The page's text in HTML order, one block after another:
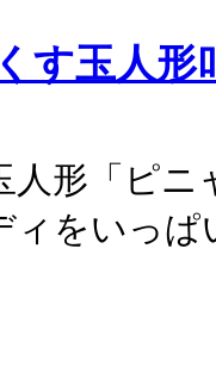
す玉人形
人形「ピニ
ィをいっぱ